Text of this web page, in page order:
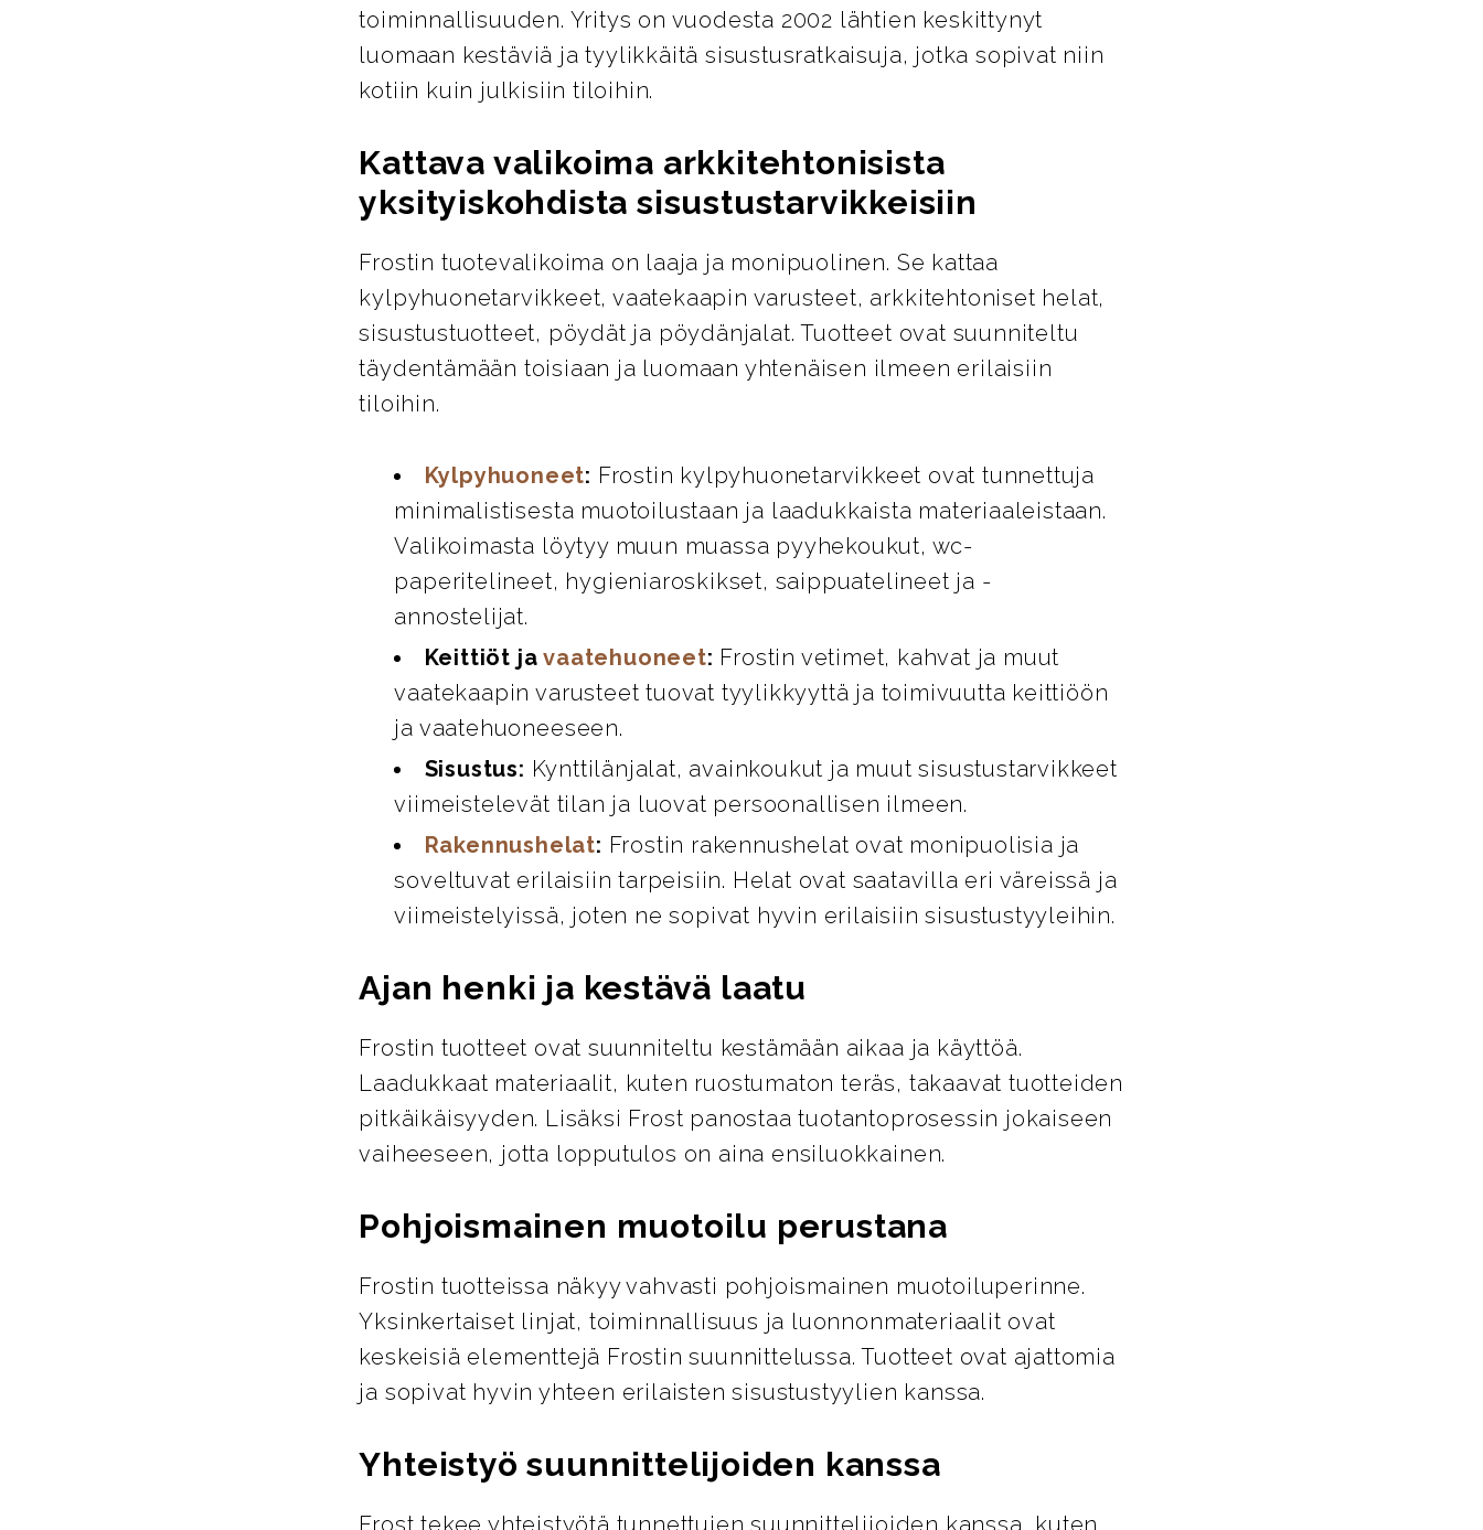
toiminnallisuuden. Yritys on vuodesta 2002 lähtien keskittynyt
luomaan kestäviä ja tyylikkäitä sisustusratkaisuja, jotka sopivat niin
kotiin kuin julkisiin tiloihin.
Kattava valikoima arkkitehtonisista
yksityiskohdista sisustustarvikkeisiin
Frostin tuotevalikoima on laaja ja monipuolinen. Se kattaa
kylpyhuonetarvikkeet, vaatekaapin varusteet, arkkitehtoniset helat,
sisustustuotteet, pöydät ja pöydänjalat. Tuotteet ovat suunniteltu
täydentämään toisiaan ja luomaan yhtenäisen ilmeen erilaisiin
tiloihin.
Kylpyhuoneet: Frostin kylpyhuonetarvikkeet ovat tunnettuja
minimalistisesta muotoilustaan ja laadukkaista materiaaleistaan.
Valikoimasta löytyy muun muassa pyyhekoukut, wc-
paperitelineet, hygieniaroskikset, saippuatelineet ja -
annostelijat.
Keittiöt javaatehuoneet: Frostin vetimet, kahvat ja muut
vaatekaapin varusteet tuovat tyylikkyyttä ja toimivuutta keittiöön
ja vaatehuoneeseen.
Sisustus: Kynttilänjalat, avainkoukut ja muut sisustustarvikkeet
viimeistelevät tilan ja luovat persoonallisen ilmeen.
Rakennushelat: Frostin rakennushelat ovat monipuolisia ja
soveltuvat erilaisiin tarpeisiin. Helat ovat saatavilla eri väreissä ja
viimeistelyissä, joten ne sopivat hyvin erilaisiin sisustustyyleihin.
Ajan henki ja kestävä laatu
Frostin tuotteet ovat suunniteltu kestämään aikaa ja käyttöä.
Laadukkaat materiaalit, kuten ruostumaton teräs, takaavat tuotteiden
pitkäikäisyyden. Lisäksi Frost panostaa tuotantoprosessin jokaiseen
vaiheeseen, jotta lopputulos on aina ensiluokkainen.
Pohjoismainen muotoilu perustana
Frostin tuotteissa näkyy vahvasti pohjoismainen muotoiluperinne.
Yksinkertaiset linjat, toiminnallisuus ja luonnonmateriaalit ovat
keskeisiä elementtejä Frostin suunnittelussa. Tuotteet ovat ajattomia
ja sopivat hyvin yhteen erilaisten sisustustyylien kanssa.
Yhteistyö suunnittelijoiden kanssa
Frost tekee yhteistyötä tunnettujen suunnittelijoiden kanssa, kuten